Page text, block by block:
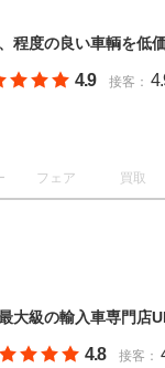
程度の良い車輌を低
4.9 接客：
フェア 買取
大級の輸入車専門店
4.8 接客：